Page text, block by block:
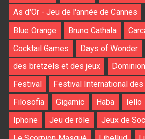
As d'Or - Jeu de l'année de Cannes
Blue Orange
Bruno Cathala
Cocktail Games
Days of Wonder
des bretzels et des jeux
Dominion
Festival
Festival International
Filosofia
Gigamic Haba Iello
Iphone
Jeu de rôle Jeux de